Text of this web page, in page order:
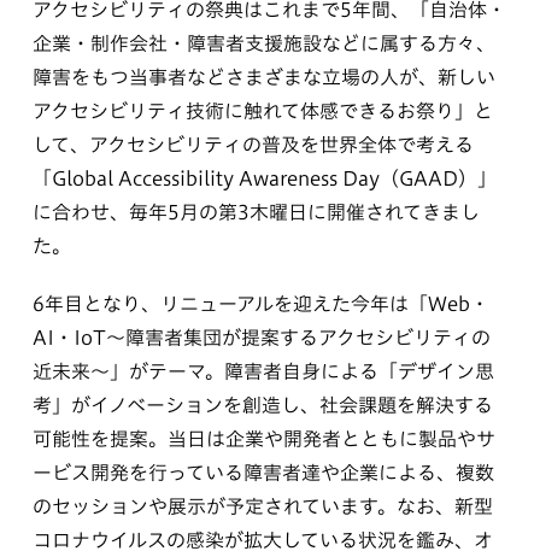
アクセシビリティの祭典はこれまで5年間、「自治体・
企業・制作会社・障害者支援施設などに属する方々、
障害をもつ当事者などさまざまな立場の人が、新しい
アクセシビリティ技術に触れて体感できるお祭り」と
して、アクセシビリティの普及を世界全体で考える
「Global Accessibility Awareness Day（GAAD）」
に合わせ、毎年5月の第3木曜日に開催されてきまし
た。
6年目となり、リニューアルを迎えた今年は「Web・
AI・IoT〜障害者集団が提案するアクセシビリティの
近未来〜」がテーマ。障害者自身による「デザイン思
考」がイノベーションを創造し、社会課題を解決する
可能性を提案。当日は企業や開発者とともに製品やサ
ービス開発を行っている障害者達や企業による、複数
のセッションや展示が予定されています。なお、新型
コロナウイルスの感染が拡大している状況を鑑み、オ